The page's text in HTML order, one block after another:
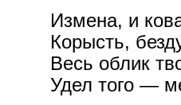
Измена, и
Корысть,
Весь облик
Удел того —